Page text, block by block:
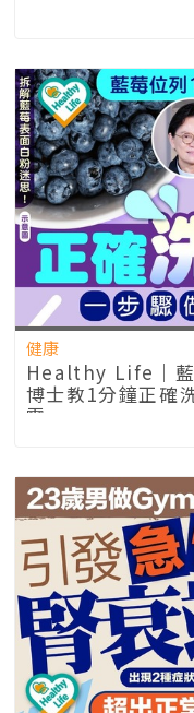
健康
Healthy Life｜藍
博士教1分鐘正確
霉